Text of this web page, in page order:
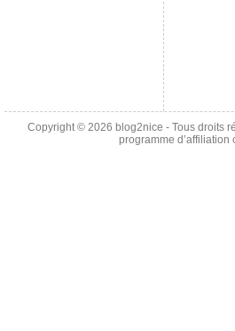
Copyright © 2026 blog2nice - Tous droits
programme